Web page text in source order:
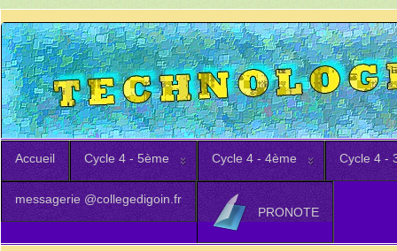
Accueil Cycle 4 - 5ème Cycle 4 - 4ème Cycle 4 -
messagerie @collegedigoin.fr
PRONOTE